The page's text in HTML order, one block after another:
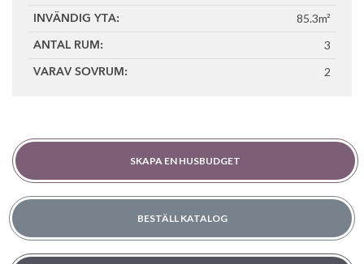
INVÄNDIG YTA: 85.3m²
ANTAL RUM: 3
VARAV SOVRUM: 2
SKAPA EN HUSBUDGET
BESTÄLL KATALOG